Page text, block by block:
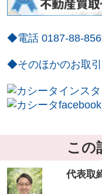
◆電話 0187-88-
◆そのほかのお取
この
代表取